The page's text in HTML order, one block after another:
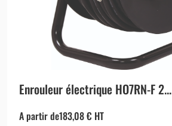
Enrouleur électrique HO7RN-F 2...
A partir de183,08€ HT